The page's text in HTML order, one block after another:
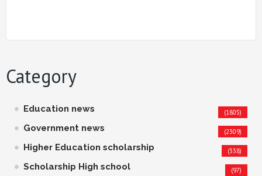
Category
Education news (1805)
Government news (2309)
Higher Education scholarship (338)
Scholarship High school (97)